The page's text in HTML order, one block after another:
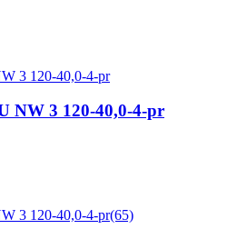
NW 3 120-40,0-4-pr